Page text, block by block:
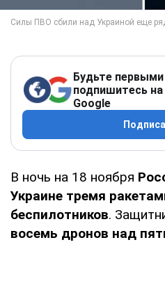
Будьте первыми
подпишитесь на
Google
В ночь на 18 ноября
Украине тремя
беспилотников.
восемь дронов над